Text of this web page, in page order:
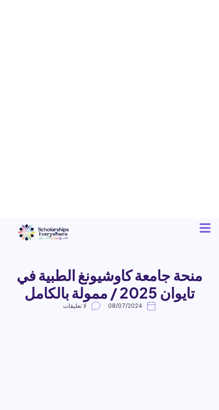
منحة جامعة كاوشيونغ الطبية في
تايوان 2025 / ممولة بالكامل
08/07/2024 لا تعليقات